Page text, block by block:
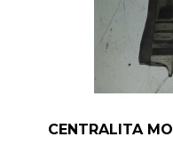
CENTRALITA